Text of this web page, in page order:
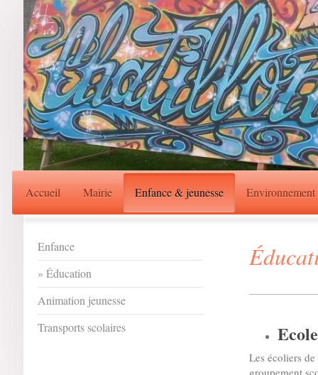
Accueil Mairie Enfance & jeunesse Environnement
Les écoliers
Enfance
Éducation
Animation jeunesse
Transports scolaires